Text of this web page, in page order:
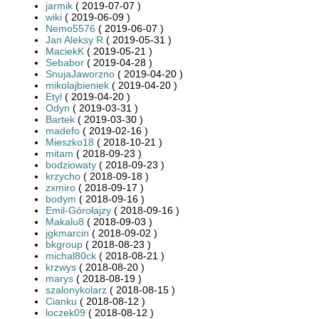
jarmik ( 2019-07-07 )
wiki ( 2019-06-09 )
Nemo5576 ( 2019-06-07 )
Jan Aleksy R ( 2019-05-31 )
MaciekK ( 2019-05-21 )
Sebabor ( 2019-04-28 )
SnujaJaworzno ( 2019-04-20 )
mikolajbieniek ( 2019-04-20 )
Etyl ( 2019-04-20 )
Odyn ( 2019-03-31 )
Bartek ( 2019-03-30 )
madefo ( 2019-02-16 )
Mieszko18 ( 2018-10-21 )
mitam ( 2018-09-23 )
bodziowaty ( 2018-09-23 )
krzycho ( 2018-09-18 )
zxmiro ( 2018-09-17 )
bodym ( 2018-09-16 )
Emil-Górołajzy ( 2018-09-16 )
Makalu8 ( 2018-09-03 )
jgkmarcin ( 2018-09-02 )
bkgroup ( 2018-08-23 )
michal80ck ( 2018-08-21 )
krzwys ( 2018-08-20 )
marys ( 2018-08-19 )
szalonykolarz ( 2018-08-15 )
Cianku ( 2018-08-12 )
loczek09 ( 2018-08-12 )